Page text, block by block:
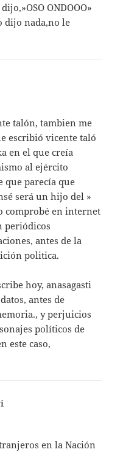
ONDOOO»
dijo nada,no le
talón, tambien me
escribió vicente taló
en el que creía
al ejército
que parecía que
será un hijo del »
comprobé en internet
periódicos
antes de la
politica.
hoy, anasagasti
antes de
y perjuicios
políticos de
este caso,
en la Nación